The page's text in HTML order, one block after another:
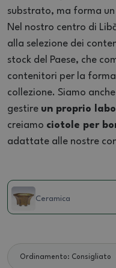
substrato, ma forma
Nel nostro centro di
alla selezione dei
stock del Paese, che
contenitori per la
collezione. Siamo
gestire un proprio
creiamo ciotole per
adattate alle nostre
Ceramica
Ordinamento: Consigliato